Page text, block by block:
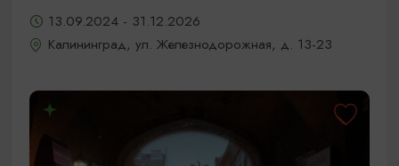
13.09.2024 - 31.12.2026
Калининград, ул. Железнодорожная, д. 13-23